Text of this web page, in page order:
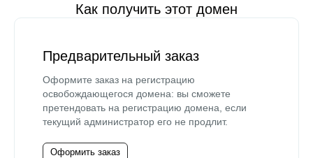
Как получить этот домен
Предварительный заказ
Оформите заказ на регистрацию
освобождающегося домена: вы сможете
претендовать на регистрацию домена, если
текущий администратор его не продлит.
Оформить заказ